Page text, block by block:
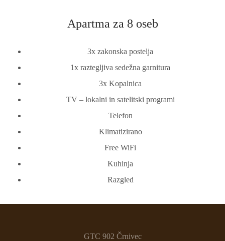
Apartma za 8 oseb
3x zakonska postelja
1x raztegljiva sedežna garnitura
3x Kopalnica
TV – lokalni in satelitski programi
Telefon
Klimatizirano
Free WiFi
Kuhinja
Razgled
GTC 902 Črnivec